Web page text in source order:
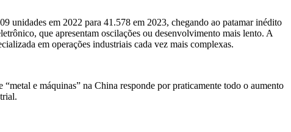
unidades em 2022 para 41.578 em 2023, chegando ao patamar inédito
que apresentam oscilações ou desenvolvimento mais lento. A
em operações industriais cada vez mais complexas.
e máquinas” na China responde por praticamente todo o aumento